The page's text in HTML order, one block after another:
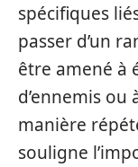
spécifiques
passer d’un
être amené à
d’ennemis
manière
souligne